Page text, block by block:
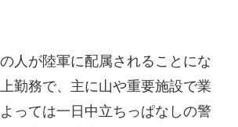
人が陸軍に配属されることにな
勤務で、主に山や重要施設で業
っては一日中立ちっぱなしの警